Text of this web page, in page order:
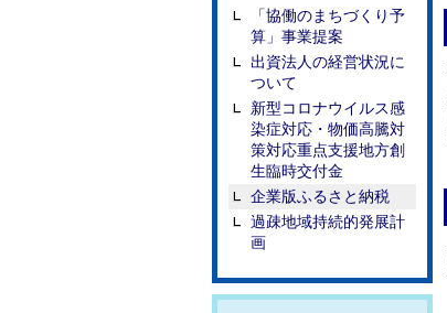
「協働のまちづくり予
算」事業提案
出資法人の経営状況に
ついて
新型コロナウイルス感
染症対応・物価高騰対
策対応重点支援地方創
生臨時交付金
企業版ふるさと納税
過疎地域持続的発展計
画